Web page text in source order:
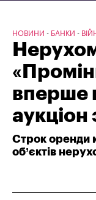
НОВИНИ БАНКИ
вперше
аукціон
Строк оренди
об’єктів